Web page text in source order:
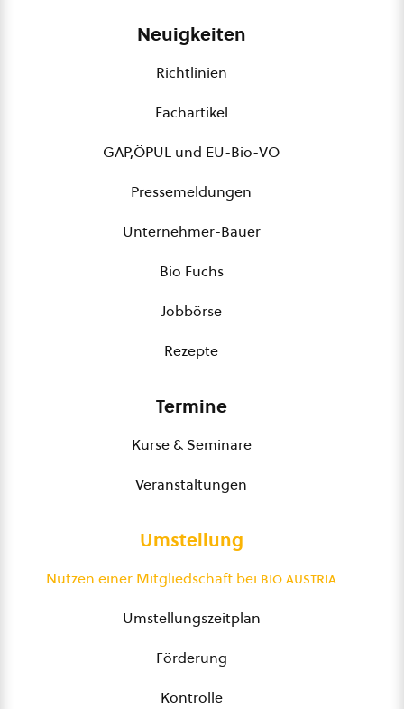
Neuigkeiten
Richtlinien
Fachartikel
GAP,ÖPUL und EU-Bio-VO
Pressemeldungen
Unternehmer-Bauer
Bio Fuchs
Jobbörse
Rezepte
Termine
Kurse & Seminare
Veranstaltungen
Umstellung
Nutzen einer Mitgliedschaft bei bio austria
Umstellungszeitplan
Förderung
Kontrolle